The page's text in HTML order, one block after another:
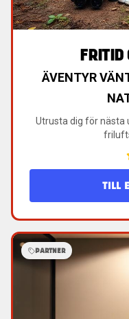
FRITID
ÄVENTYR
Utrusta dig för
TILL
PARTNER